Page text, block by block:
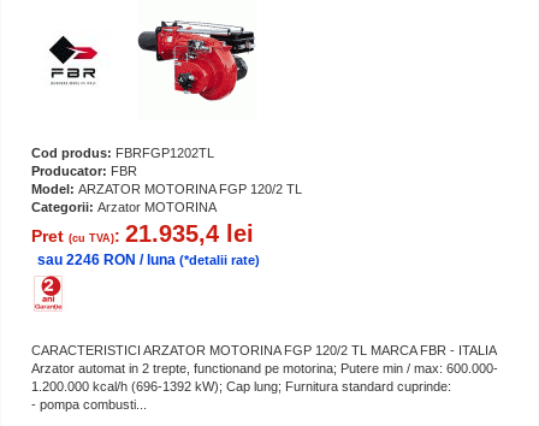
Cod produs: FBRFGP1202TL
Producator: FBR
Model: ARZATOR MOTORINA FGP 120/2 TL
Categorii: Arzator MOTORINA
Pret (cu TVA): 21.935,4 lei
sau 2246 RON / luna (*detalii rate)
CARACTERISTICI ARZATOR MOTORINA FGP 120/2 TL MARCA FBR - ITALIA
Arzator automat in 2 trepte, functionand pe motorina; Putere min / max: 600.000-
1.200.000 kcal/h (696-1392 kW); Cap lung; Furnitura standard cuprinde:
- pompa combusti...